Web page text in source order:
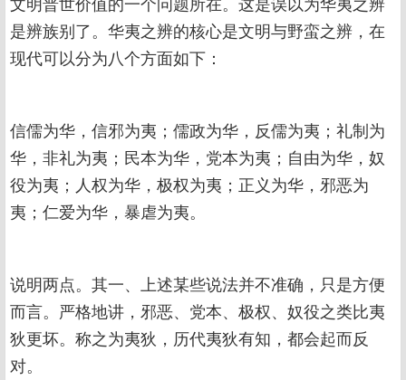
文明普世价值的一个问题所在。这是误以为华夷之辨
是辨族别了。华夷之辨的核心是文明与野蛮之辨，在
现代可以分为八个方面如下：
信儒为华，信邪为夷；儒政为华，反儒为夷；礼制为
华，非礼为夷；民本为华，党本为夷；自由为华，奴
役为夷；人权为华，极权为夷；正义为华，邪恶为
夷；仁爱为华，暴虐为夷。
说明两点。其一、上述某些说法并不准确，只是方便
而言。严格地讲，邪恶、党本、极权、奴役之类比夷
狄更坏。称之为夷狄，历代夷狄有知，都会起而反
对。